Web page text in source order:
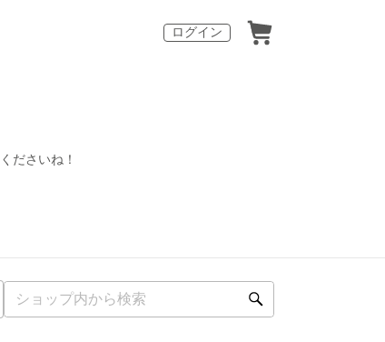
ログイン
ださいね！